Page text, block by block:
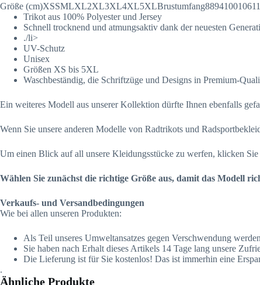
Größe
Trikot aus 100% Polyester und Jersey
Schnell trocknend und atmungsaktiv dank der neuesten
./li>
UV-Schutz
Unisex
Größen XS bis 5XL
Waschbeständig, die Schriftzüge und Designs in Premium-
Ein weiteres Modell aus unserer Kollektion dürfte Ihnen ebenfalls
Wenn Sie unsere anderen Modelle von Radtrikots und
Um einen Blick auf all unsere Kleidungsstücke zu werfen, klicken
Wählen Sie zunächst die richtige Größe aus, damit das Modell
Verkaufs- und Versandbedingungen
Wie bei allen unseren Produkten:
Als Teil unseres Umweltansatzes gegen Verschwendung
Sie haben nach Erhalt dieses Artikels 14 Tage lang unsere
Die Lieferung ist für Sie kostenlos! Das ist immerhin eine
.
Ähnliche Produkte